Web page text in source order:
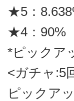
★5：
★4：90%
*ピックア
<ガチャ:5
ピックア